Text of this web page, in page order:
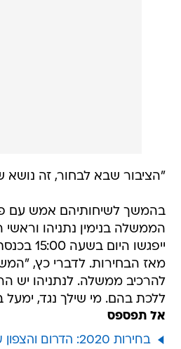
"הציבור שבא לבחור, זה נושא
בהמשך לשיחותיהם אמש עם
הממשלה בנימין נתניהו וראשי
ייפגשו
מאז הבחירות. לדברי כץ,
להרכיב ממשלה. לנתניהו יש
ללכת בהם. מי שילך נגד, ימעל
אל תפספס
בחירות 2020: הדרום